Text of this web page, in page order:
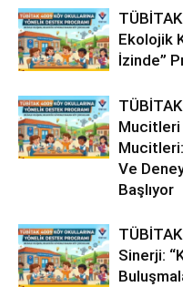
Ekolojik
İzinde”
Mucitleri
Ve
Başlıyor
Sinerji: